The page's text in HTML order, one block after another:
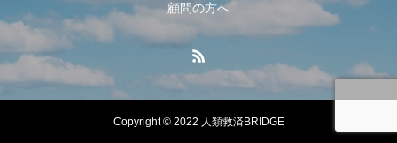
顧問の方へ
Copyright © 2022 人類救済BRIDGE